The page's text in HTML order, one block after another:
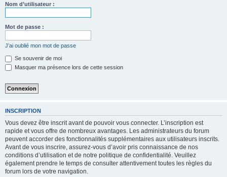
Nom d’utilisateur :
Mot de passe :
J’ai oublié mon mot de passe
Se souvenir de moi
Masquer ma présence lors de cette session
INSCRIPTION
Vous devez être inscrit avant de pouvoir vous connecter. L’inscription est
rapide et vous offre de nombreux avantages. Les administrateurs du forum
peuvent accorder des fonctionnalités supplémentaires aux utilisateurs inscrits.
Avant de vous inscrire, assurez-vous d’avoir pris connaissance de nos
conditions d’utilisation et de notre politique de confidentialité. Veuillez
également prendre le temps de consulter attentivement toutes les règles du
forum lors de votre navigation.